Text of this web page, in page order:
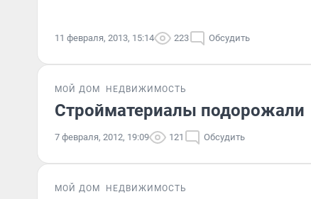
11 февраля, 2013, 15:14 223 Обсудить
МОЙ ДОМ НЕДВИЖИМОСТЬ
Стройматериалы подорожали
7 февраля, 2012, 19:09 121 Обсудить
МОЙ ДОМ НЕДВИЖИМОСТЬ